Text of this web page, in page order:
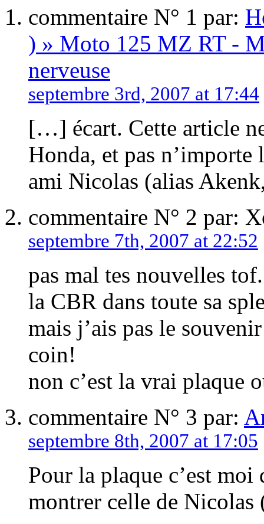
commentaire N° 1 par:
) » Moto 125 MZ RT -
nerveuse
septembre 3rd, 2007 at 17:44
[…] écart. Cette article
Honda, et pas
ami Nicolas (alias
commentaire N° 2 par:
septembre 7th, 2007 at 22:52
pas mal tes nouvelles
la CBR dans toute sa
mais j’ais pas le
coin!
non c’est la vrai plaque
commentaire N° 3 par:
septembre 8th, 2007 at 17:05
Pour la plaque c’est
montrer celle de